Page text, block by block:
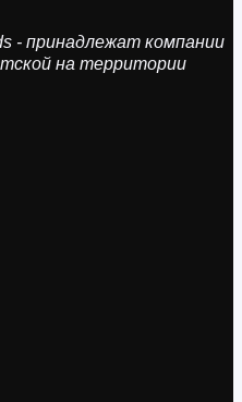
- принадлежат компании
на территории